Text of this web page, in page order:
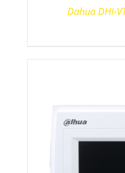
Dahua DHI-